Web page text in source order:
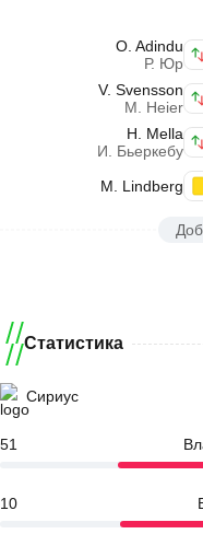
O. Adindu
Р. Юр
V. Svensson
M. Heier
H. Mella
И. Бьеркебу
M. Lindberg
Статистика
Сириус
51
10